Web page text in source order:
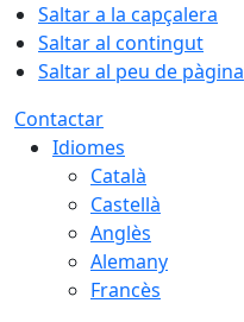
Saltar a la capçalera
Saltar al contingut
Saltar al peu de pàgina
Contactar
Idiomes
Català
Castellà
Anglès
Alemany
Francès